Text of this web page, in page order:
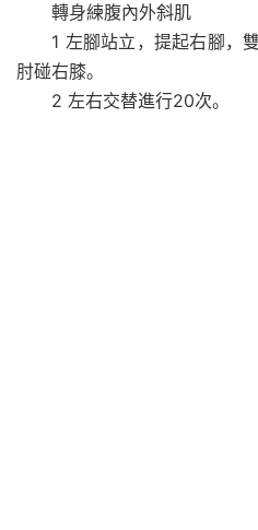
轉身練腹內外斜肌
1 左腳站立，提起右腳，雙
肘碰右膝。
2 左右交替進行20次。